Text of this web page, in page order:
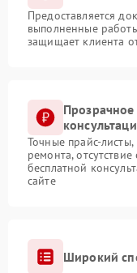
Предоставляется
выполненные
защищает клиента
Точные прайс-
ремонта,
бесплатной
сайте
Широкий